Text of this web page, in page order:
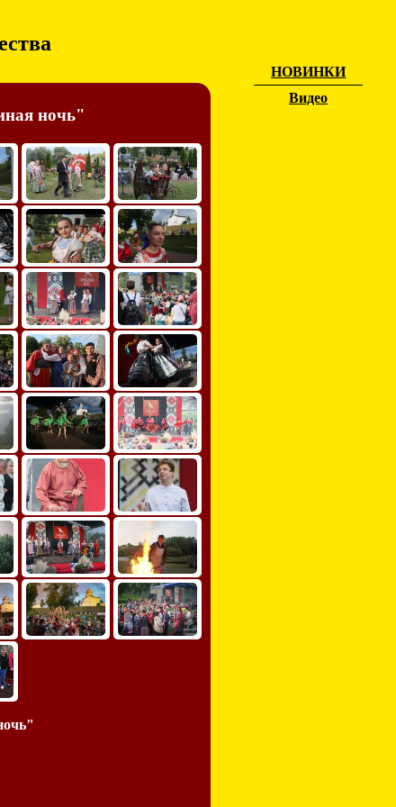
НОВИНКИ
Видео
ночь"